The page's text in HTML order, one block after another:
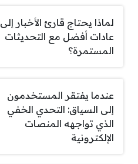
لماذا يحتاج قارئ الأخبار إلى
عادات أفضل مع التحديثات
المستمرة؟
عندما يفتقر المستخدمون
إلى السياق: التحدي الخفي
الذي تواجهه المنصات
الإلكترونية